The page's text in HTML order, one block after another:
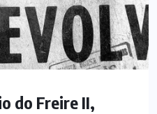
do Freire II,